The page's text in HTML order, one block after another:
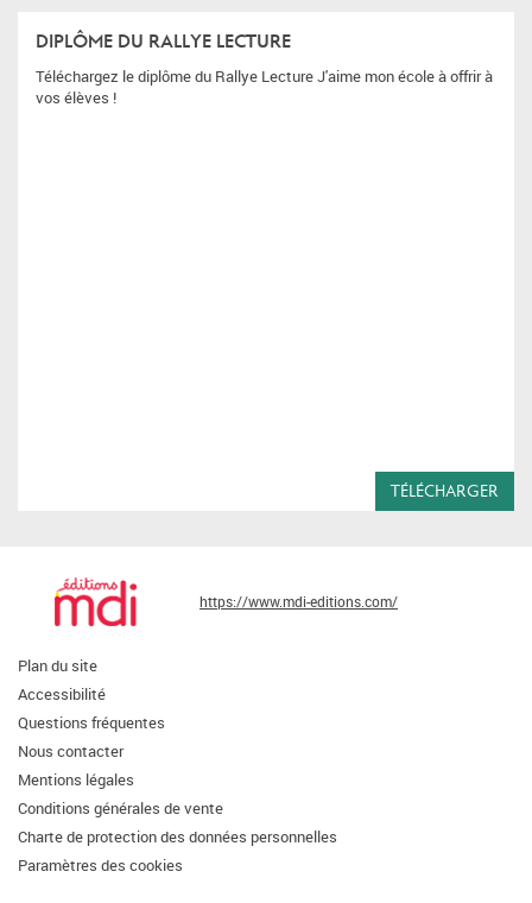
DIPLÔME DU RALLYE LECTURE
Téléchargez le diplôme du Rallye Lecture J'aime mon école à offrir à
vos élèves !
TÉLÉCHARGER
https://www.mdi-editions.com/
Plan du site
Accessibilité
Questions fréquentes
Nous contacter
Mentions légales
Conditions générales de vente
Charte de protection des données personnelles
Paramètres des cookies